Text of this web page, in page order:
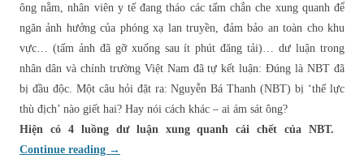
ông nằm, nhân viên y tế đang tháo các tấm chắn che xung quanh để
ngăn ảnh hưởng của phóng xạ lan truyền, đảm bảo an toàn cho khu
vực… (tấm ảnh đã gỡ xuống sau ít phút đăng tải)… dư luận trong
nhân dân và chính trường Việt Nam đã tự kết luận: Đúng là NBT đã
bị đầu độc. Một câu hỏi đặt ra: Nguyễn Bá Thanh (NBT) bị ‘thế lực
thù địch’ nào giết hai? Hay nói cách khác – ai ám sát ông?
Hiện có 4 luồng dư luận xung quanh cái chết của NBT.
Continue reading →